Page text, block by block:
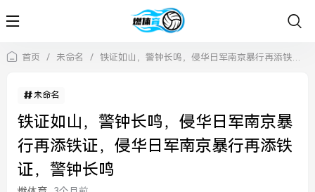
首页 / 未命名 / 铁证如山，警钟长鸣，侵华日军南京暴行再添铁证，侵华日军南京暴行再添铁证，警钟长鸣
未命名
铁证如山，警钟长鸣，侵华日军南京暴
行再添铁证，侵华日军南京暴行再添铁
证，警钟长鸣